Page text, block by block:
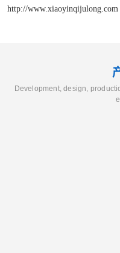
http://www.xiaoyinqijulong.com
Development, design,